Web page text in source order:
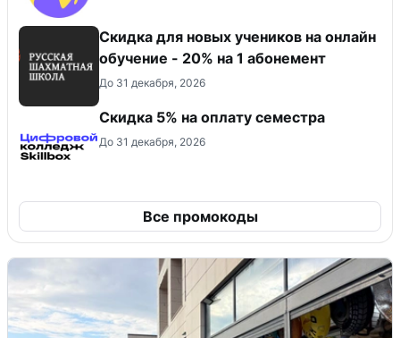
Скидка для новых учеников на онлайн
обучение - 20% на 1 абонемент
До 31 декабря, 2026
Скидка 5% на оплату семестра
До 31 декабря, 2026
Все промокоды